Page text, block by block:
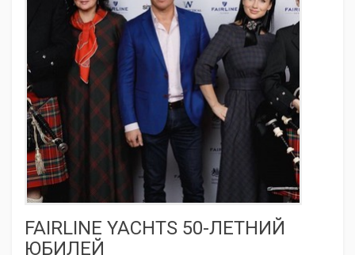
FAIRLINE YACHTS 50-ЛЕТНИЙ
ЮБИЛЕЙ